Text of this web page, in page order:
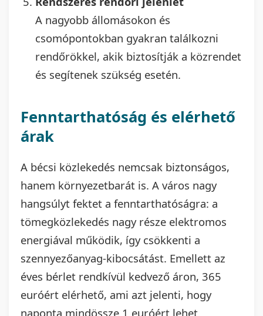
A nagyobb állomásokon és
csomópontokban gyakran találkozni
rendőrökkel, akik biztosítják a közrendet
és segítenek szükség esetén.
Fenntarthatóság és elérhető
árak
A bécsi közlekedés nemcsak biztonságos,
hanem környezetbarát is. A város nagy
hangsúlyt fektet a fenntarthatóságra: a
tömegközlekedés nagy része elektromos
energiával működik, így csökkenti a
szennyezőanyag-kibocsátást. Emellett az
éves bérlet rendkívül kedvező áron, 365
euróért elérhető, ami azt jelenti, hogy
naponta mindössze 1 euróért lehet